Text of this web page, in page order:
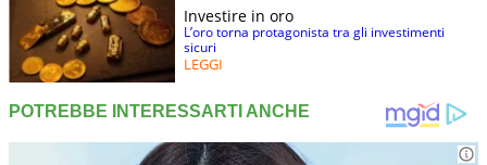
Investire in oro
L’oro torna protagonista tra gli investimenti
sicuri
LEGGI